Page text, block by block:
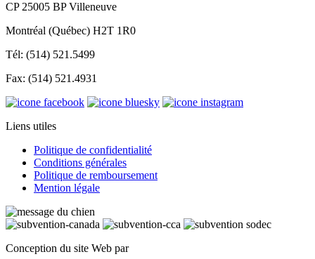
CP 25005 BP Villeneuve
Montréal (Québec) H2T 1R0
Tél: (514) 521.5499
Fax: (514) 521.4931
Liens utiles
Politique de confidentialité
Conditions générales
Politique de remboursement
Mention légale
Conception du site Web par